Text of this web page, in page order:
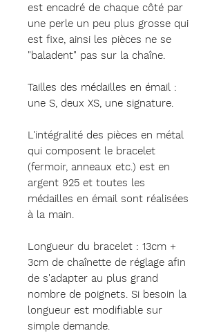
est encadré de chaque côté par
une perle un peu plus grosse qui
est fixe, ainsi les pièces ne se
"baladent" pas sur la chaîne.
Tailles des médailles en émail :
une S, deux XS, une signature.
L'intégralité des pièces en métal
qui composent le bracelet
(fermoir, anneaux etc.) est en
argent 925 et toutes les
médailles en émail sont réalisées
à la main.
Longueur du bracelet : 13cm +
3cm de chaînette de réglage afin
de s'adapter au plus grand
nombre de poignets. Si besoin la
longueur est modifiable sur
simple demande.